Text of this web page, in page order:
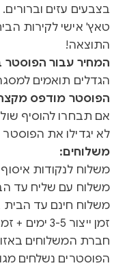
בצבעים עזים
טאץ' אישי לקירות
התוצאה!
המחיר עבור הפוסטר
הגדלים תואמים
הפוסטר מודפס מקצה
אם תבחרו להוסיף
לא יגדילו את הפוסטר
משלוחים:
משלוח לנקודות איסוף
משלוח עם שליח עד הבית –
משלוח חינם עד הבית
חברת המשלוחים
הפוסטרים נשלחים